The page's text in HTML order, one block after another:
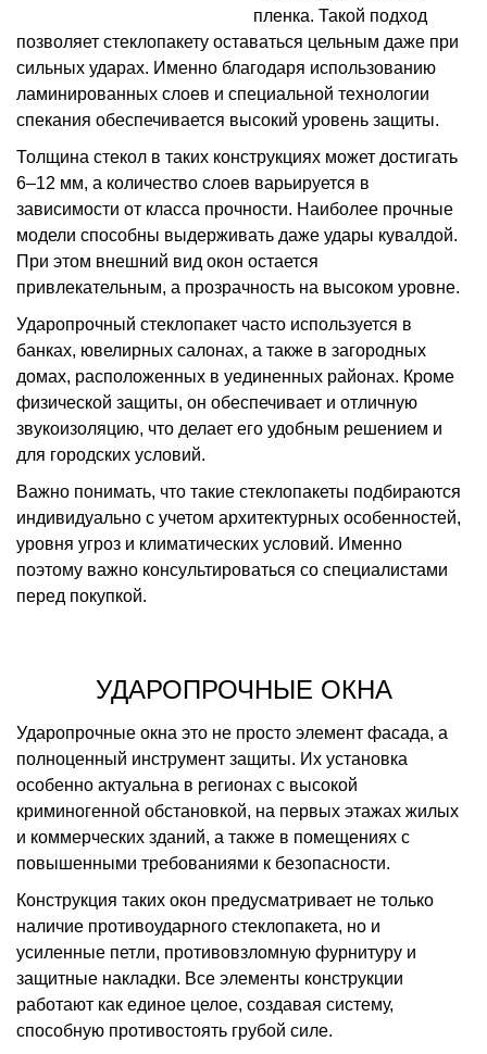
пленка. Такой подход
позволяет стеклопакету оставаться цельным даже при
сильных ударах. Именно благодаря использованию
ламинированных слоев и специальной технологии
спекания обеспечивается высокий уровень защиты.
Толщина стекол в таких конструкциях может достигать
6–12 мм, а количество слоев варьируется в
зависимости от класса прочности. Наиболее прочные
модели способны выдерживать даже удары кувалдой.
При этом внешний вид окон остается
привлекательным, а прозрачность на высоком уровне.
Ударопрочный стеклопакет часто используется в
банках, ювелирных салонах, а также в загородных
домах, расположенных в уединенных районах. Кроме
физической защиты, он обеспечивает и отличную
звукоизоляцию, что делает его удобным решением и
для городских условий.
Важно понимать, что такие стеклопакеты подбираются
индивидуально с учетом архитектурных особенностей,
уровня угроз и климатических условий. Именно
поэтому важно консультироваться со специалистами
перед покупкой.
УДАРОПРОЧНЫЕ ОКНА
Ударопрочные окна это не просто элемент фасада, а
полноценный инструмент защиты. Их установка
особенно актуальна в регионах с высокой
криминогенной обстановкой, на первых этажах жилых
и коммерческих зданий, а также в помещениях с
повышенными требованиями к безопасности.
Конструкция таких окон предусматривает не только
наличие противоударного стеклопакета, но и
усиленные петли, противовзломную фурнитуру и
защитные накладки. Все элементы конструкции
работают как единое целое, создавая систему,
способную противостоять грубой силе.